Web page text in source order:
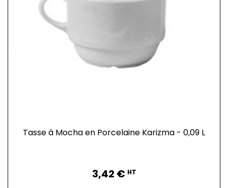
Tasse à Mocha en Porcelaine Karizma - 0,09 L
3,42 € HT